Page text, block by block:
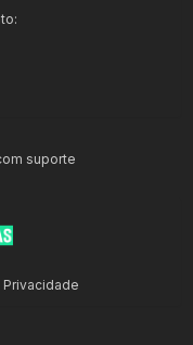
suporte